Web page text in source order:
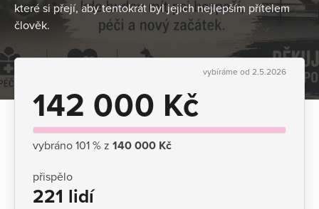
které si přejí, aby tentokrát byl jejich nejlepším přítelem
člověk.
vybíráme od 2.5.2026
142 000 Kč
vybráno 101 % z 140 000 Kč
přispělo
221 lidí